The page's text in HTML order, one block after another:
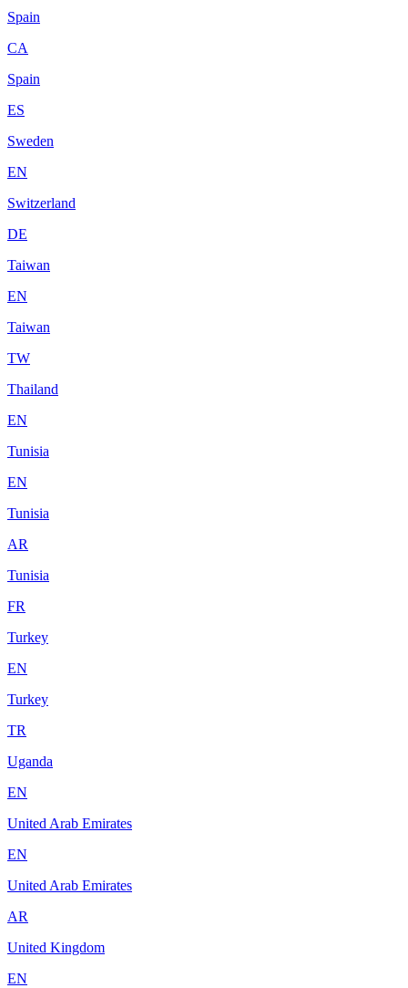
Spain
CA
Spain
ES
Sweden
EN
Switzerland
DE
Taiwan
EN
Taiwan
TW
Thailand
EN
Tunisia
EN
Tunisia
AR
Tunisia
FR
Turkey
EN
Turkey
TR
Uganda
EN
United Arab Emirates
EN
United Arab Emirates
AR
United Kingdom
EN